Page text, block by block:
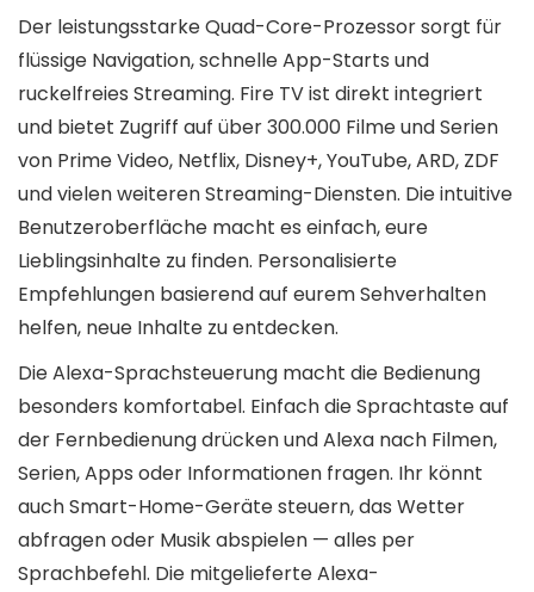
Der leistungsstarke Quad-Core-Prozessor sorgt für
flüssige Navigation, schnelle App-Starts und
ruckelfreies Streaming. Fire TV ist direkt integriert
und bietet Zugriff auf über 300.000 Filme und Serien
von Prime Video, Netflix, Disney+, YouTube, ARD, ZDF
und vielen weiteren Streaming-Diensten. Die intuitive
Benutzeroberfläche macht es einfach, eure
Lieblingsinhalte zu finden. Personalisierte
Empfehlungen basierend auf eurem Sehverhalten
helfen, neue Inhalte zu entdecken.
Die Alexa-Sprachsteuerung macht die Bedienung
besonders komfortabel. Einfach die Sprachtaste auf
der Fernbedienung drücken und Alexa nach Filmen,
Serien, Apps oder Informationen fragen. Ihr könnt
auch Smart-Home-Geräte steuern, das Wetter
abfragen oder Musik abspielen — alles per
Sprachbefehl. Die mitgelieferte Alexa-